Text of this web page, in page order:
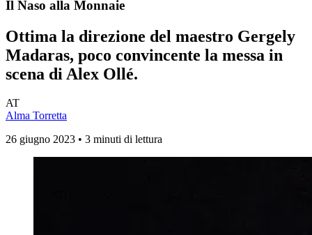
Il Naso alla Monnaie
Ottima la direzione del maestro Gergely
Madaras, poco convincente la messa in
scena di Alex Ollé.
AT
Alma Torretta
26 giugno 2023 • 3 minuti di lettura